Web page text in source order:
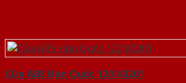
Cửa ABS Hàn Quốc 120 K0201